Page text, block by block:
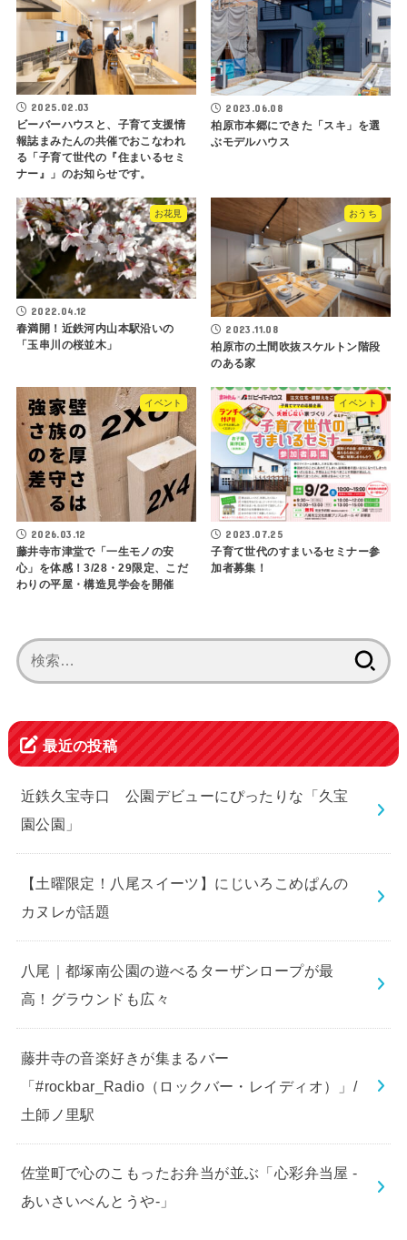
2025.02.03
ビーバーハウスと、子育て支援情
報誌まみたんの共催でおこなわれ
る「子育て世代の『住まいるセミ
ナー』」のお知らせです。
2023.06.08
柏原市本郷にできた「スキ」を選
ぶモデルハウス
お花見
2022.04.12
春満開！近鉄河内山本駅沿いの
「玉串川の桜並木」
おうち
2023.11.08
柏原市の土間吹抜スケルトン階段
のある家
イベント
2026.03.12
藤井寺市津堂で「一生モノの安
心」を体感！3/28・29限定、こだ
わりの平屋・構造見学会を開催
イベント
2023.07.25
子育て世代のすまいるセミナー参
加者募集！
索:
最近の投稿
近鉄久宝寺口 公園デビューにぴったりな「久宝
園公園」
【土曜限定！八尾スイーツ】にじいろこめぱんの
カヌレが話題
八尾｜都塚南公園の遊べるターザンロープが最
高！グラウンドも広々
藤井寺の音楽好きが集まるバー
「#rockbar_Radio（ロックバー・レイディオ）」/
土師ノ里駅
佐堂町で心のこもったお弁当が並ぶ「心彩弁当屋 -
あいさいべんとうや-」